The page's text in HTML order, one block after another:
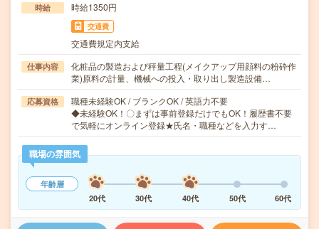
時給 時給1350円
交通費
交通費規定内支給
仕事内容
化粧品の製造および秤量工程(メイクアップ用顔料の粉砕作
業)原料の計量、機械への投入・取り出し製造設備…
応募資格
職種未経験OK / ブランクOK / 英語力不要
◆未経験OK！〇まずは事前登録だけでもOK！履歴書不要
で気軽にオンライン登録★氏名・職種などを入力す…
職場の雰囲気
年齢層
20代
30代 40代 50代 60代